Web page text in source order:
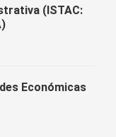
(ISTAC:
Económicas